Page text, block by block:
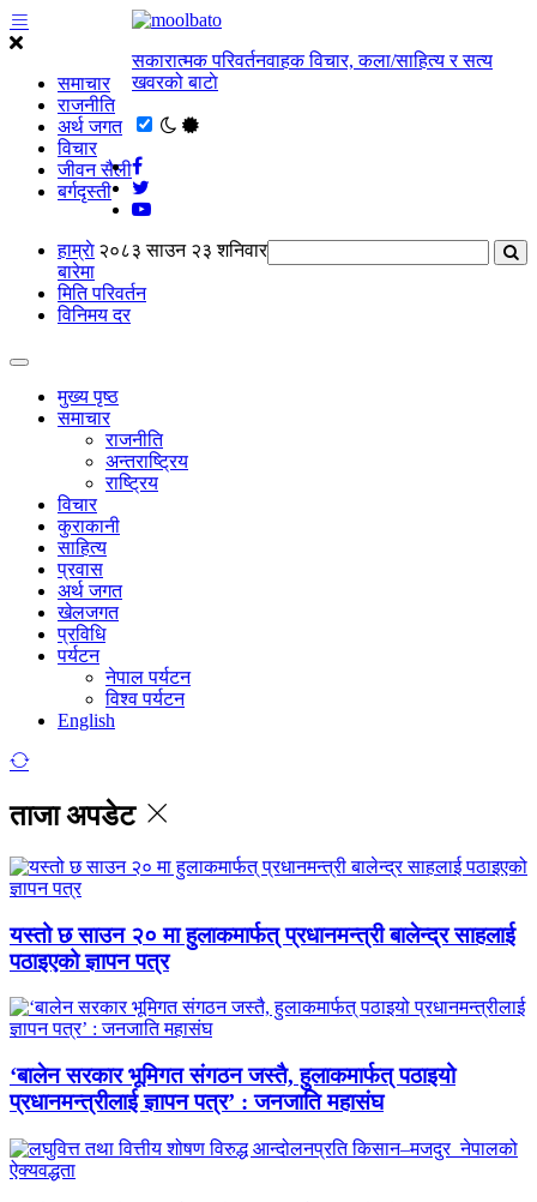
समाचार
राजनीति
अर्थ जगत
विचार
जीवन सैली
बर्गदृस्ती
सकारात्मक परिवर्तनवाहक विचार, कला/साहित्य र सत्य
खवरको बाटाे
२०८३ साउन २३ शनिवार
हाम्राे
बारेमा
मिति परिवर्तन
विनिमय दर
मुख्य पृष्ठ
समाचार
राजनीति
अन्तराष्ट्रिय
राष्ट्रिय
विचार
कुराकानी
साहित्य
प्रवास
अर्थ जगत
खेलजगत
प्रविधि
पर्यटन
नेपाल पर्यटन
विश्व पर्यटन
English
ताजा अपडेट
यस्तो छ साउन २० मा हुलाकमार्फत् प्रधानमन्त्री बालेन्द्र साहलाई
पठाइएको ज्ञापन पत्र
‘बालेन सरकार भूमिगत संगठन जस्तै, हुलाकमार्फत् पठाइयो
प्रधानमन्त्रीलाई ज्ञापन पत्र’ : जनजाति महासंघ